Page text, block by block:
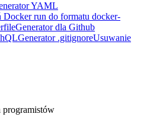
YAML
Docker run do formatu docker-
Generator dla Github
Generator .gitignoreUsuwanie
programistów